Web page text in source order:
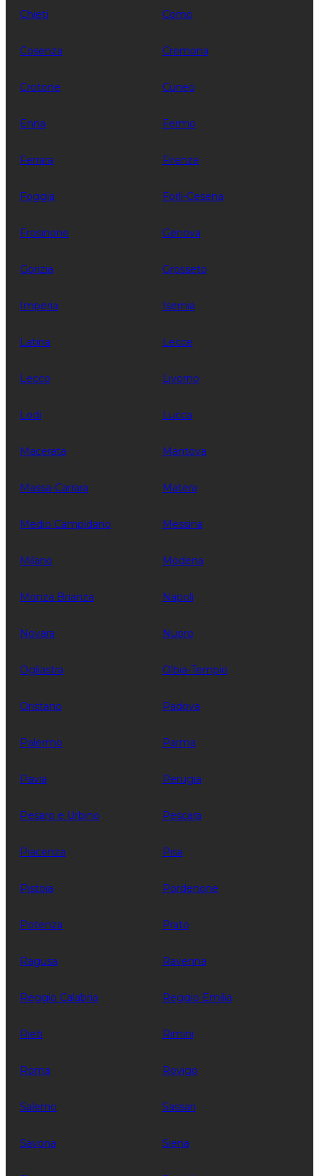
Chieti Como
Cosenza Cremona
Crotone Cuneo
Enna Fermo
Ferrara Firenze
Foggia Forli-Cesena
Frosinone Genova
Gorizia Grosseto
Imperia Isernia
Latina Lecce
Lecco Livorno
Lodi Lucca
Macerata Mantova
Massa-Carrara Matera
Medio Campidano Messina
Milano Modena
Monza Brianza Napoli
Novara Nuoro
Ogliastra Olbia-Tempio
Oristano Padova
Palermo Parma
Pavia Perugia
Pesaro e Urbino Pescara
Piacenza Pisa
Pistoia Pordenone
Potenza Prato
Ragusa Ravenna
Reggio Calabria Reggio Emilia
Rieti Rimini
Roma Rovigo
Salerno Sassari
Savona Siena